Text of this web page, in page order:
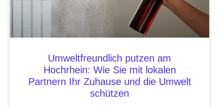
Umweltfreundlich putzen am
Hochrhein: Wie Sie mit lokalen
Partnern Ihr Zuhause und die Umwelt
schützen